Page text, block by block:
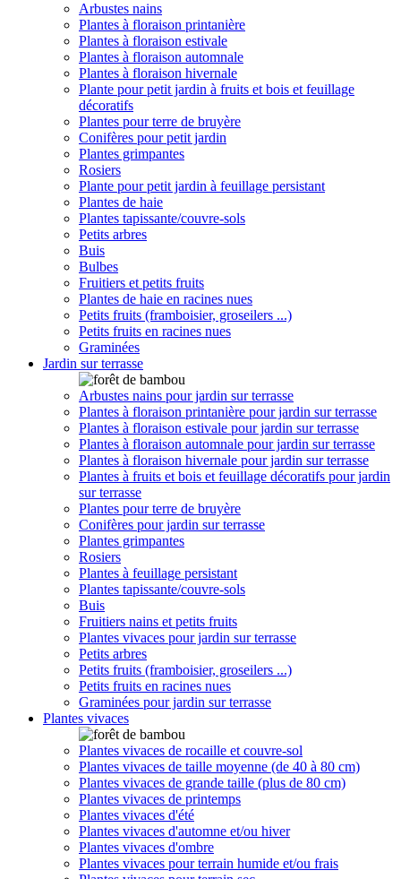
Arbustes nains
Plantes à floraison printanière
Plantes à floraison estivale
Plantes à floraison automnale
Plantes à floraison hivernale
Plante pour petit jardin à fruits et bois et feuillage
décoratifs
Plantes pour terre de bruyère
Conifères pour petit jardin
Plantes grimpantes
Rosiers
Plante pour petit jardin à feuillage persistant
Plantes de haie
Plantes tapissante/couvre-sols
Petits arbres
Buis
Bulbes
Fruitiers et petits fruits
Plantes de haie en racines nues
Petits fruits (framboisier, groseilers ...)
Petits fruits en racines nues
Graminées
Jardin sur terrasse
Arbustes nains pour jardin sur terrasse
Plantes à floraison printanière pour jardin sur terrasse
Plantes à floraison estivale pour jardin sur terrasse
Plantes à floraison automnale pour jardin sur terrasse
Plantes à floraison hivernale pour jardin sur terrasse
Plantes à fruits et bois et feuillage décoratifs pour jardin
sur terrasse
Plantes pour terre de bruyère
Conifères pour jardin sur terrasse
Plantes grimpantes
Rosiers
Plantes à feuillage persistant
Plantes tapissante/couvre-sols
Buis
Fruitiers nains et petits fruits
Plantes vivaces pour jardin sur terrasse
Petits arbres
Petits fruits (framboisier, groseilers ...)
Petits fruits en racines nues
Graminées pour jardin sur terrasse
Plantes vivaces
Plantes vivaces de rocaille et couvre-sol
Plantes vivaces de taille moyenne (de 40 à 80 cm)
Plantes vivaces de grande taille (plus de 80 cm)
Plantes vivaces de printemps
Plantes vivaces d'été
Plantes vivaces d'automne et/ou hiver
Plantes vivaces d'ombre
Plantes vivaces pour terrain humide et/ou frais